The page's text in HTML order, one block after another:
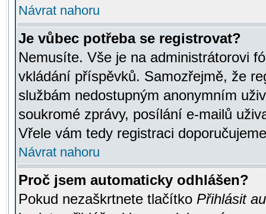
Návrat nahoru
Je vůbec potřeba se registrovat?
Nemusíte. Vše je na administrátorovi
vkládání příspěvků. Samozřejmě, že
službám nedostupným anonymním
soukromé zprávy, posílání e-mailů
Vřele vám tedy registraci
Návrat nahoru
Proč jsem automaticky odhlášen?
Pokud nezaškrtnete tlačítko Přihlásit